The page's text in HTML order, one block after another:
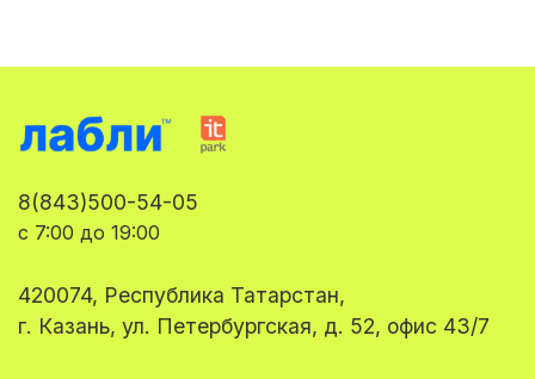
8(843)500-54-05
с 7:00 до 19:00
420074, Республика Татарстан,
г. Казань, ул. Петербургская, д. 52, офис 43/7